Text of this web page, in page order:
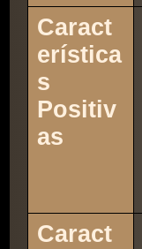
Caract
erística
s
Positiv
as
Caract